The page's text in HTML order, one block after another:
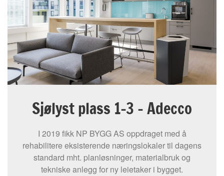
Sjølyst plass 1-3 – Adecco
I 2019 fikk NP BYGG AS oppdraget med å
rehabilitere eksisterende næringslokaler til dagens
standard mht. planløsninger, materialbruk og
tekniske anlegg for ny leietaker i bygget.